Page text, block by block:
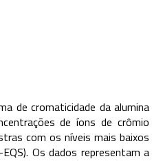
de cromaticidade da alumina
de íons de crômio
com os níveis mais baixos
Os dados representam a